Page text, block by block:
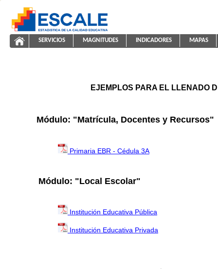
ESCALE - Unidad de Estadística Educativa
ayuda2011
NAVEGACIÓN
SERVICIOS MAGNITUDES INDICADORES MAPAS
EJEMPLOS PARA EL LLENADO
Módulo: "Matrícula, Docentes y Recursos"
Primaria EBR - Cédula 3A
Módulo: "Local Escolar"
Institución Educativa Pública
Institución Educativa Privada